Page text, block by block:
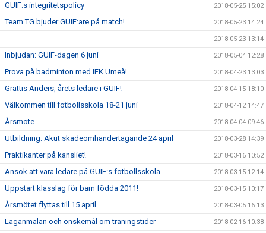
GUIF:s integritetspolicy 2018-05-25 15:02
Team TG bjuder GUIF:are på match! 2018-05-23 14:24
2018-05-23 13:14
Inbjudan: GUIF-dagen 6 juni 2018-05-04 12:28
Prova på badminton med IFK Umeå! 2018-04-23 13:03
Grattis Anders, årets ledare i GUIF! 2018-04-15 18:10
Välkommen till fotbollsskola 18-21 juni 2018-04-12 14:47
Årsmöte 2018-04-04 09:46
Utbildning: Akut skadeomhändertagande 24 april 2018-03-28 14:39
Praktikanter på kansliet! 2018-03-16 10:52
Ansök att vara ledare på GUIF:s fotbollsskola 2018-03-15 12:14
Uppstart klasslag för barn födda 2011! 2018-03-15 10:17
Årsmötet flyttas till 15 april 2018-03-05 16:13
Laganmälan och önskemål om träningstider 2018-02-16 10:38